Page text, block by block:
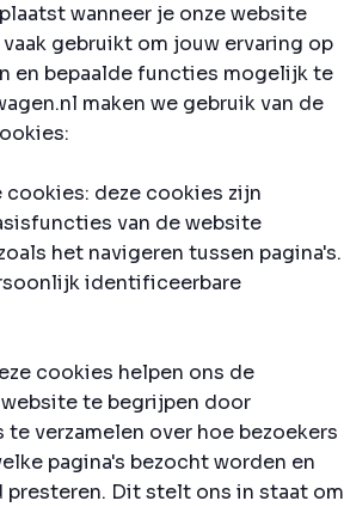
wanneer je onze website
gebruikt om jouw ervaring op
en bepaalde functies mogelijk te
maken we gebruik van de
deze cookies zijn
van de website
het navigeren tussen pagina's.
identificeerbare
cookies helpen ons de
te begrijpen door
verzamelen over hoe bezoekers
pagina's bezocht worden en
presteren. Dit stelt ons in staat om